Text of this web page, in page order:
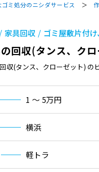
ミ処分のニシダサービス ＞
家具回収 ゴミ屋敷片付
回収(タンス、ク
1 〜 5万円
横浜
軽トラ